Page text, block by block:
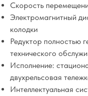
Скорость
Электромагнитный
колодки
Редуктор полностью
технического
Исполнение:
двухрельсовая
Интеллектуальная